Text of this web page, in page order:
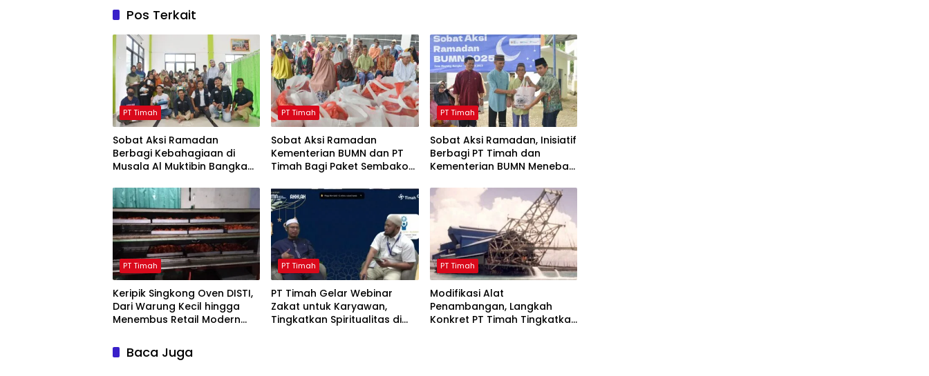
Pos Terkait
PT Timah
Sobat Aksi Ramadan
Berbagi Kebahagiaan di
Musala Al Muktibin Bangka
dan Piatu
PT Timah
Sobat Aksi Ramadan
Kementerian BUMN dan PT
Timah Bagi Paket Sembako
Barat
PT Timah
Sobat Aksi Ramadan, Inisiatif
Berbagi PT Timah dan
Kementerian BUMN Menebar
PT Timah
Keripik Singkong Oven DISTI,
Dari Warung Kecil hingga
Menembus Retail Modern
PT Timah
PT Timah Gelar Webinar
Zakat untuk Karyawan,
Tingkatkan Spiritualitas di
PT Timah
Modifikasi Alat
Penambangan, Langkah
Konkret PT Timah Tingkatkan
Baca Juga